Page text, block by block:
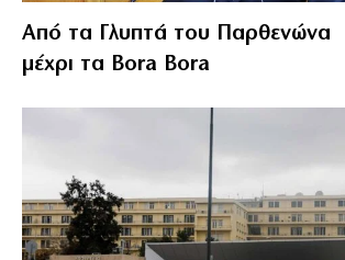
Από τα Γλυπτά του Παρθενώνα
μέχρι τα Bora Bora